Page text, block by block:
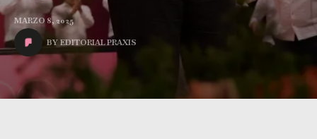
MARZO 8, 2025
BY EDITORIAL PRAXIS